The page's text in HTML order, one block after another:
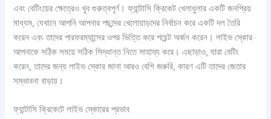
এবং বেটিংয়ের ক্ষেত্রেও খুব গুরুত্বপূর্ণ। ফ্যান্টাসি ক্রিকেট খেলাধুলার একটি জনপ্রিয়
মাধ্যম, যেখানে আপনি আপনার পছন্দের খেলোয়াড়দের নির্বাচন করে একটি দল তৈরি
করেন এবং তাদের পারফরম্যান্সের ওপর ভিত্তি করে পয়েন্ট অর্জন করেন। লাইভ স্কোর
আপনাকে সঠিক সময়ে সঠিক সিদ্ধান্ত নিতে সাহায্য করে। এছাড়াও, যারা বেটিং
করেন, তাদের জন্য লাইভ স্কোর জানা আরও বেশি জরুরি, কারণ এটি তাদের জেতার
সম্ভাবনা বাড়ায়।
ফ্যান্টাসি ক্রিকেটে লাইভ স্কোরের প্রভাব